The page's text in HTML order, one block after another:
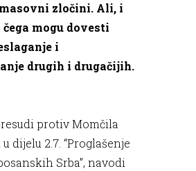
zločini. Ali, i
mogu dovesti
i
drugih i drugačijih.
protiv Momčila
dijelu 2.7. “Proglašenje
Srba”, navodi